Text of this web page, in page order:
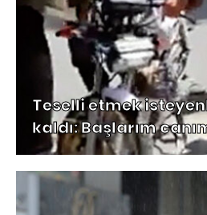
Teselli etmek
kaldı: Başlarım